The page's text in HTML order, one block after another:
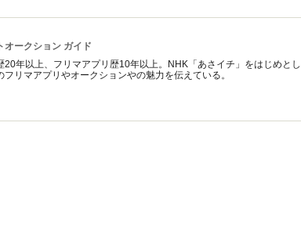
オークション ガイド
20年以上、フリマアプリ歴10年以上。NHK「あさイチ」をはじめと
リマアプリやオークションやの魅力を伝えている。